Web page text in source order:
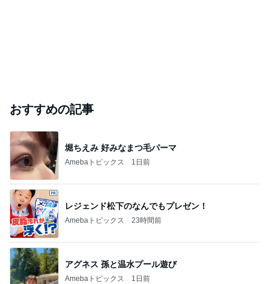
おすすめの記事
堀ちえみ 好みなまつ毛パーマ
Amebaトピックス 1日前
レジェンド松下のなんでもプレゼン！
Amebaトピックス 23時間前
アグネス 孫と温水プール遊び
Amebaトピックス 1日前